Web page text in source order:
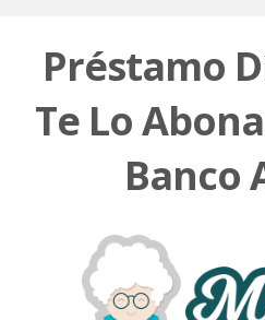
PREGUNTAS Y
CONTACTAR
Préstamo
Te Lo
Banco